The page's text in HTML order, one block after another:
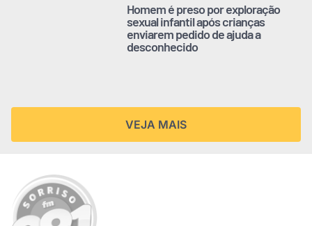
Homem é preso por exploração
sexual infantil após crianças
enviarem pedido de ajuda a
desconhecido
VEJA MAIS